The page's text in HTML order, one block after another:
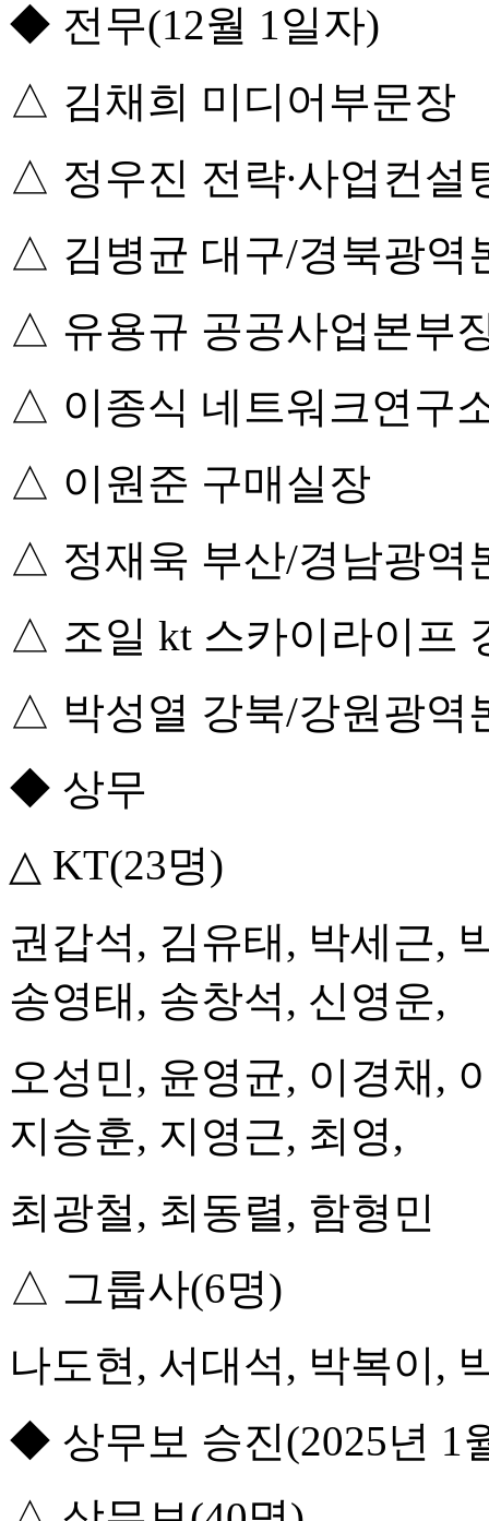
◆ 전무(12월 1일자)
△ 김채희 미디어부문장
△ 정우진 전략∙사업컨설
△ 김병균 대구/경북광역
△ 유용규 공공사업본부
△ 이종식 네트워크연구
△ 이원준 구매실장
△ 정재욱 부산/경남광역
△ 조일 kt 스카이라이프
△ 박성열 강북/강원광역
◆ 상무
△ KT(23명)
권갑석, 김유태, 박세근,
송영태, 송창석, 신영운,
오성민, 윤영균, 이경채,
지승훈, 지영근, 최영,
최광철, 최동렬, 함형민
△ 그룹사(6명)
나도현, 서대석, 박복이,
◆ 상무보 승진(2025년 1